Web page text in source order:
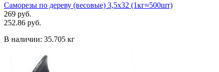
Саморезы по дереву (весовые) 3,5х32 (1кг≈500шт)
269 руб.
252.86 руб.
В наличии: 35.705 кг